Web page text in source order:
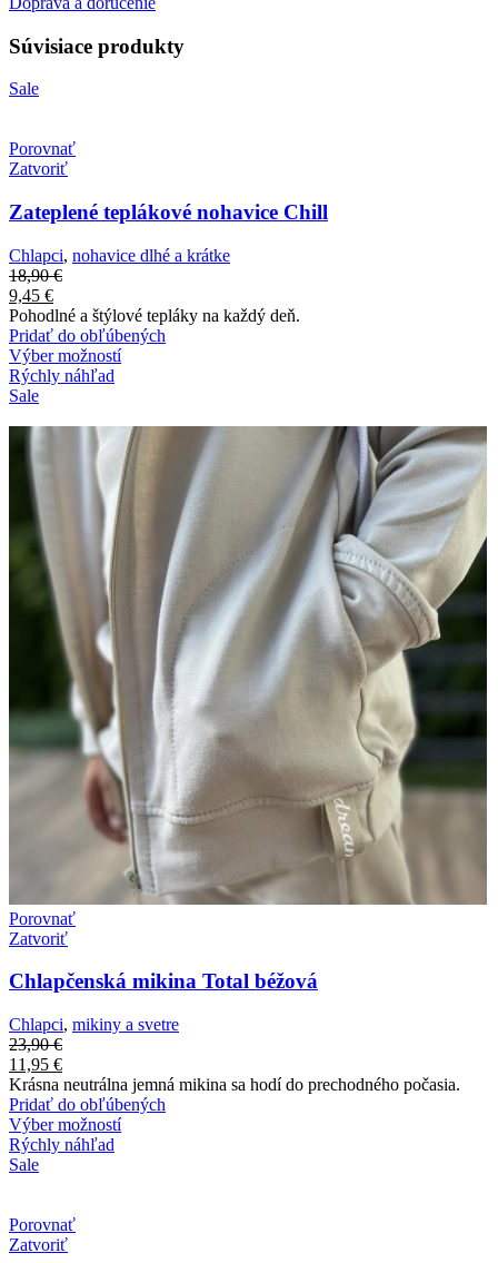
Súvisiace produkty
Sale
Porovnať
Zatvoriť
Zateplené teplákové nohavice Chill
Chlapci, nohavice dlhé a krátke
18,90€
9,45 €
Pohodlné a štýlové tepláky na každý deň.
Pridať do obľúbených
Výber možností
Rýchly náhľad
Sale
Porovnať
Zatvoriť
Chlapčenská mikina Total béžová
Chlapci, mikiny a svetre
23,90€
11,95 €
Krásna neutrálna jemná mikina sa hodí do prechodného počasia.
Pridať do obľúbených
Výber možností
Rýchly náhľad
Sale
Porovnať
Zatvoriť